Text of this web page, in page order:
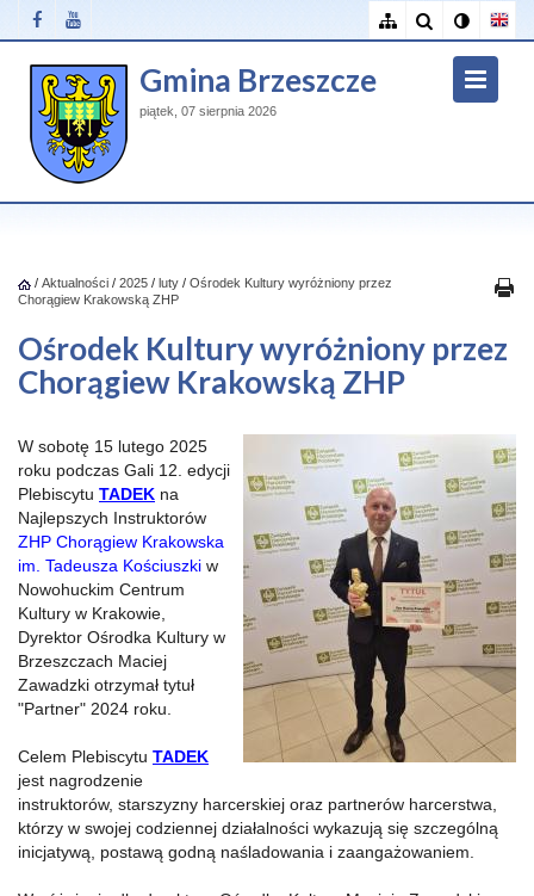
Gmina Brzeszcze
piątek, 07 sierpnia 2026
/ Aktualności / 2025 / luty / Ośrodek Kultury wyróżniony przez
Chorągiew Krakowską ZHP
Ośrodek Kultury wyróżniony przez
Chorągiew Krakowską ZHP
W sobotę 15 lutego 2025
roku podczas Gali 12. edycji
Plebiscytu TADEK na
Najlepszych Instruktorów
ZHP Chorągiew Krakowska
im. Tadeusza Kościuszki w
Nowohuckim Centrum
Kultury w Krakowie,
Dyrektor Ośrodka Kultury w
Brzeszczach Maciej
Zawadzki otrzymał tytuł
"Partner" 2024 roku.
Celem Plebiscytu TADEK
jest nagrodzenie
instruktorów, starszyzny harcerskiej oraz partnerów harcerstwa,
którzy w swojej codziennej działalności wykazują się szczególną
inicjatywą, postawą godną naśladowania i zaangażowaniem.